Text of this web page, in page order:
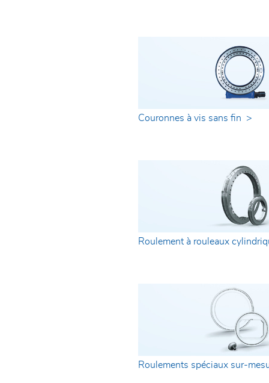
Couronnes à vis sans fin >
Roulement à rouleaux
Roulements spéciaux sur-